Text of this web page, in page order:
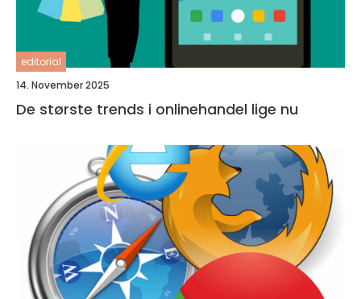
editorial
14. November 2025
De største trends i onlinehandel lige nu